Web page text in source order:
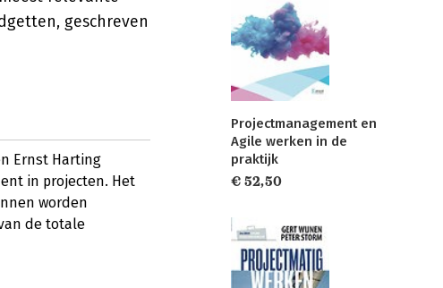
geschreven
Ernst Harting
in projecten. Het
worden
de totale
Projectmanagement en
Agile werken in de
praktijk
€ 52,50